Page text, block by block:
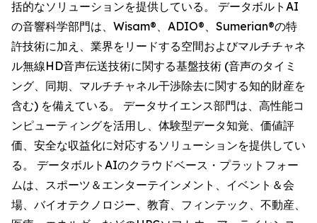
括的なソリューションを提供している。 データボルトAI
の音響科学部門は、Wisam®、ADIO®、Sumerian®の特
許技術に加え、業界をリードする空間およびマルチチャネ
ル無線HD音声伝送技術に関する基盤技術 (音声のタイミ
ング、同期、マルチチャネル干渉除去に関する知的財産を
含む) を備えている。 データサイエンス部門は、高性能コ
ンピューティングを活用し、体験型データ知覚、価値評
価、安全な収益化に対応するソリューションを提供してい
る。 データボルトAIのクラウドベース・プラットフォー
ムは、スポーツ＆エンターテインメント、イベント＆会
場、バイオテクノロジー、教育、フィンテック、不動産、